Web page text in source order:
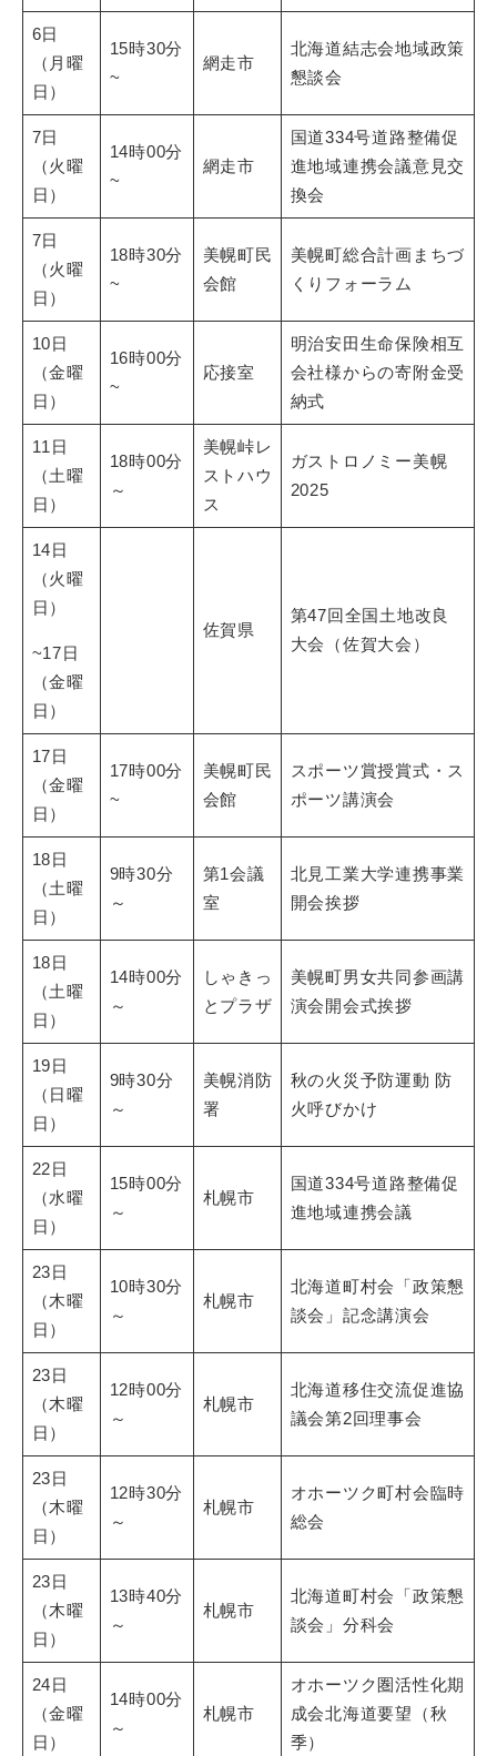
6日
（月曜
日）
15時30分
~
網走市
北海道結志会地域政策
懇談会
7日
（火曜
日）
14時00分
~
網走市
国道334号道路整備促
進地域連携会議意見交
換会
7日
（火曜
日）
18時30分
~
美幌町民
会館
美幌町総合計画まちづ
くりフォーラム
10日
（金曜
日）
16時00分
~
応接室
明治安田生命保険相互
会社様からの寄附金受
納式
11日
（土曜
日）
18時00分
～
美幌峠レ
ストハウ
ス
ガストロノミー美幌
2025
14日
（火曜
日）
~17日
（金曜
日）
佐賀県
第47回全国土地改良
大会（佐賀大会）
17日
（金曜
日）
17時00分
~
美幌町民
会館
スポーツ賞授賞式・ス
ポーツ講演会
18日
（土曜
日）
9時30分
～
第1会議
室
北見工業大学連携事業
開会挨拶
18日
（土曜
日）
14時00分
～
しゃきっ
とプラザ
美幌町男女共同参画講
演会開会式挨拶
19日
（日曜
日）
9時30分
～
美幌消防
署
秋の火災予防運動 防
火呼びかけ
22日
（水曜
日）
15時00分
～
札幌市
国道334号道路整備促
進地域連携会議
23日
（木曜
日）
10時30分
～
札幌市
北海道町村会「政策懇
談会」記念講演会
23日
（木曜
日）
12時00分
～
札幌市
北海道移住交流促進協
議会第2回理事会
23日
（木曜
日）
12時30分
～
札幌市
オホーツク町村会臨時
総会
23日
（木曜
日）
13時40分
～
札幌市
北海道町村会「政策懇
談会」分科会
24日
（金曜
日）
14時00分
～
札幌市
オホーツク圏活性化期
成会北海道要望（秋
季）